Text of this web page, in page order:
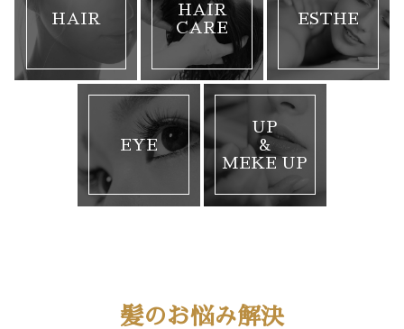
HAIR
HAIR
CARE
ESTHE
EYE
UP
&
MEKE UP
髪のお悩み解決